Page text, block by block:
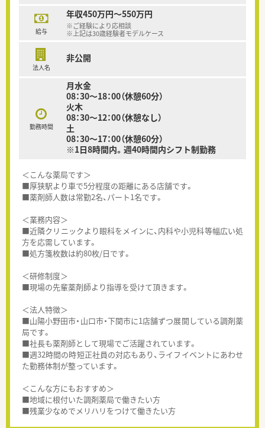
給与
年収450万円～550万円
※ご経験により応相談
※上記は30歳経験者モデルケース
法人名
非公開
勤務時間
月水金
08：30～18：00（休憩60分）
火木
08：30～12：00（休憩なし）
土
08：30～17：00（休憩60分）
※1日8時間内。週40時間内シフト制勤務
＜こんな薬局です＞
■厚狭駅より車で5分程度の距離にある店舗です。
■薬剤師人数は常勤2名、パート1名です。
＜業務内容＞
■近隣クリニックより眼科をメインに、内科や小児科等幅広い処
方を応需しています。
■処方箋枚数は約80枚/日です。
＜研修制度＞
■現場の先輩薬剤師より指導を受けて頂きます。
＜法人特徴＞
■山陽小野田市・山口市・下関市に1店舗ずつ展開している調剤薬
局です。
■社長も薬剤師として現場でご活躍されています。
■週32時間の時短正社員の対応もあり、ライフイベントにあわせ
た勤務体制が整っています。
＜こんな方にもおすすめ＞
■地域に根付いた調剤薬局で働きたい方
■残業少なめでメリハリをつけて働きたい方